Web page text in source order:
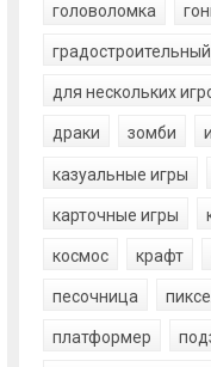
головоломка
для нескольких
драки зомби
казуальные игры
карточные игры
космос крафт
песочница
платформер